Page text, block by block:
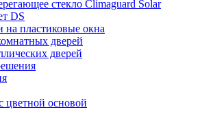
стекло Climaguard Solar
DS
пластиковые окна
дверей
дверей
цветной основой